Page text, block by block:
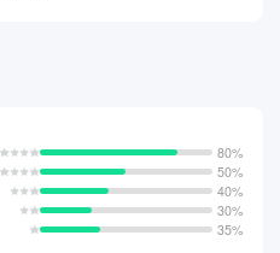
80%
50%
40%
30%
35%